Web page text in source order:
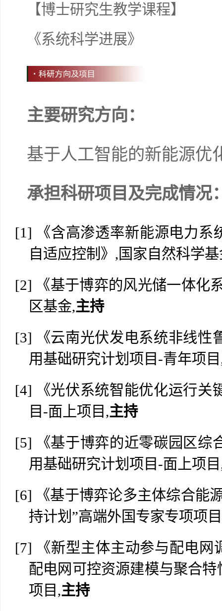
【博士研究生教学课程】
《系统科学进展》
主要研究方向：
基于人工智能的新能源优
承担科研项目及完成情况
[1]
《含高渗透率新能源电力系
自适应控制》,国家自然科学
[2]
《基于博弈的风光储一体化
区基金,主持
[3]
《云南光伏发电系统非线
用基础研究计划项目-青年项
[4]
《光伏系统智能优化运行关
目-面上项目,主持
[5]
《基于博弈的近零碳园区
用基础研究计划项目-面上项
[6]
《基于博弈论多主体综合能
持计划”高端外国专家专项项
[7]
《新型主体主动参与配电
配电网可控资源建模与聚合特
项目,主持